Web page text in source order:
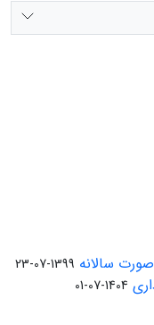
سالانه 1399-07-23
1404-07-01